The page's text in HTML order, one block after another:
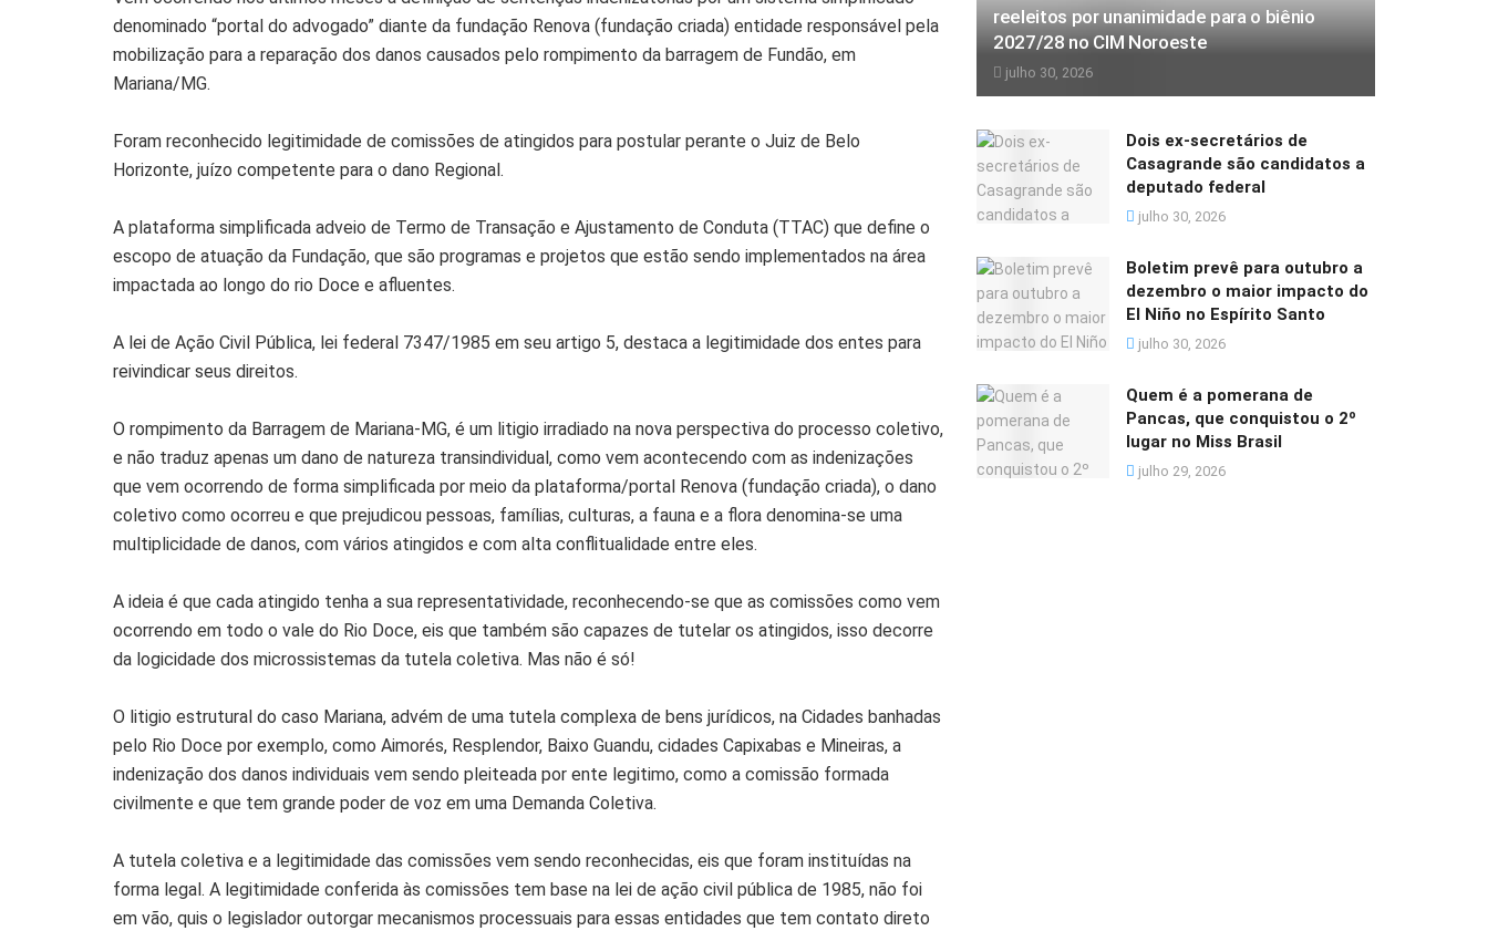
denominado “portal do advogado” diante da fundação Renova (fundação criada) entidade responsável pela
mobilização para a reparação dos danos causados pelo rompimento da barragem de Fundão, em
Mariana/MG.
Foram reconhecido legitimidade de comissões de atingidos para postular perante o Juiz de Belo
Horizonte, juízo competente para o dano Regional.
A plataforma simplificada adveio de Termo de Transação e Ajustamento de Conduta (TTAC) que define o
escopo de atuação da Fundação, que são programas e projetos que estão sendo implementados na área
impactada ao longo do rio Doce e afluentes.
A lei de Ação Civil Pública, lei federal 7347/1985 em seu artigo 5, destaca a legitimidade dos entes para
reivindicar seus direitos.
O rompimento da Barragem de Mariana-MG, é um litigio irradiado na nova perspectiva do processo coletivo,
e não traduz apenas um dano de natureza transindividual, como vem acontecendo com as indenizações
que vem ocorrendo de forma simplificada por meio da plataforma/portal Renova (fundação criada), o dano
coletivo como ocorreu e que prejudicou pessoas, famílias, culturas, a fauna e a flora denomina-se uma
multiplicidade de danos, com vários atingidos e com alta conflitualidade entre eles.
A ideia é que cada atingido tenha a sua representatividade, reconhecendo-se que as comissões como vem
ocorrendo em todo o vale do Rio Doce, eis que também são capazes de tutelar os atingidos, isso decorre
da logicidade dos microssistemas da tutela coletiva. Mas não é só!
O litigio estrutural do caso Mariana, advém de uma tutela complexa de bens jurídicos, na Cidades banhadas
pelo Rio Doce por exemplo, como Aimorés, Resplendor, Baixo Guandu, cidades Capixabas e Mineiras, a
indenização dos danos individuais vem sendo pleiteada por ente legitimo, como a comissão formada
civilmente e que tem grande poder de voz em uma Demanda Coletiva.
A tutela coletiva e a legitimidade das comissões vem sendo reconhecidas, eis que foram instituídas na
forma legal. A legitimidade conferida às comissões tem base na lei de ação civil pública de 1985, não foi
em vão, quis o legislador outorgar mecanismos processuais para essas entidades que tem contato direto
reeleitos por unanimidade para o biênio
2027/28 no CIM Noroeste
julho 30, 2026
Dois ex-secretários de
Casagrande são candidatos a
deputado federal
julho 30, 2026
Boletim prevê para outubro a
dezembro o maior impacto do
El Niño no Espírito Santo
julho 30, 2026
Quem é a pomerana de
Pancas, que conquistou o 2º
lugar no Miss Brasil
julho 29, 2026